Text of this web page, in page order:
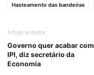
Hasteamento das bandeiras
Artigo anterior
Governo quer acabar com
IPI, diz secretário da
Economia